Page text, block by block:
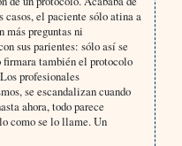
casos, el paciente sólo atina a
más preguntas ni
sus parientes: sólo así se
también el protocolo
profesionales
se escandalizan cuando
ahora, todo parece
como se lo llame. Un